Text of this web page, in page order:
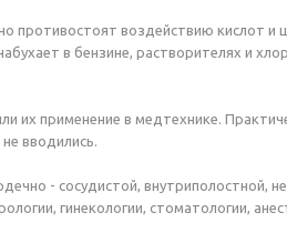
противостоят воздействию кислот и
в бензине, растворителях и
их применение в медтехнике.
вводились.
- сосудистой, внутриполостной,
гинекологии, стоматологии,